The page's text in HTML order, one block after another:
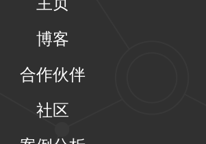
博客
合作伙伴
社区